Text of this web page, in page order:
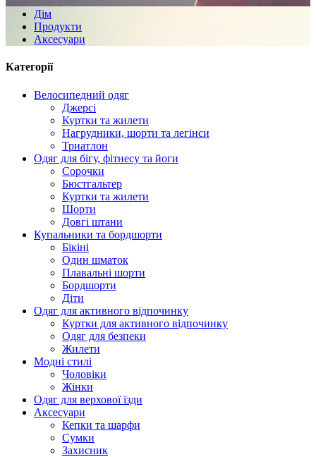
Дім
Продукти
Аксесуари
Категорії
Велосипедний одяг
Джерсі
Куртки та жилети
Нагрудники, шорти та легінси
Триатлон
Одяг для бігу, фітнесу та йоги
Сорочки
Бюстгальтер
Куртки та жилети
Шорти
Довгі штани
Купальники та бордшорти
Бікіні
Один шматок
Плавальні шорти
Бордшорти
Діти
Одяг для активного відпочинку
Куртки для активного відпочинку
Одяг для безпеки
Жилети
Модні стилі
Чоловіки
Жінки
Одяг для верхової їзди
Аксесуари
Кепки та шарфи
Сумки
Захисник